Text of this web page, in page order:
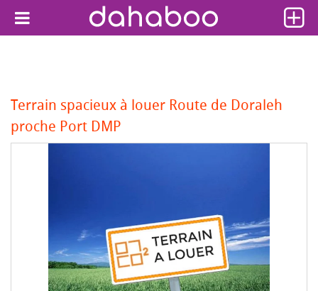
Terrain spacieux à louer Route de Doraleh
proche Port DMP